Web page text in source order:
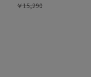
￥15,290